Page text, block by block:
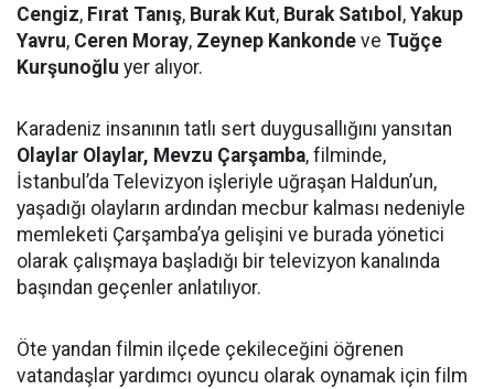
Cengiz, Fırat Tanış, Burak Kut, Burak Satıbol , Yakup
Yavru, Ceren Moray, Zeynep Kankonde ve Tuğçe
Kurşunoğlu yer alıyor.
Karadeniz insanının tatlı sert duygusallığını yansıtan
Olaylar Olaylar, Mevzu Çarşamba, filminde,
İstanbul’da Televizyon işleriyle uğraşan Haldun’un,
yaşadığı olayların ardından mecbur kalması nedeniyle
memleketi Çarşamba’ya gelişini ve burada yönetici
olarak çalışmaya başladığı bir televizyon kanalında
başından geçenler anlatılıyor.
Öte yandan filmin ilçede çekileceğini öğrenen
vatandaşlar yardımcı oyuncu olarak oynamak için film